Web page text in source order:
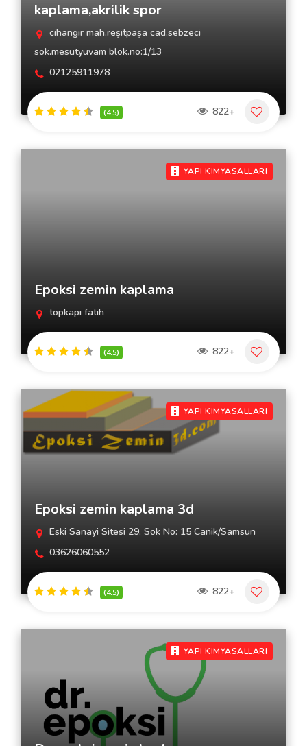
kaplama,akrilik spor
cihangir mah.reşitpaşa cad.sebzeci
sok.mesutyuvam blok.no:1/13
02125911978
(4.5) 822+
YAPI KIMYASALLARI
Epoksi zemin kaplama
topkapı fatih
(4.5) 822+
YAPI KIMYASALLARI
Epoksi zemin kaplama 3d
Eski Sanayi Sitesi 29. Sok No: 15 Canik/Samsun
03626060552
(4.5) 822+
YAPI KIMYASALLARI